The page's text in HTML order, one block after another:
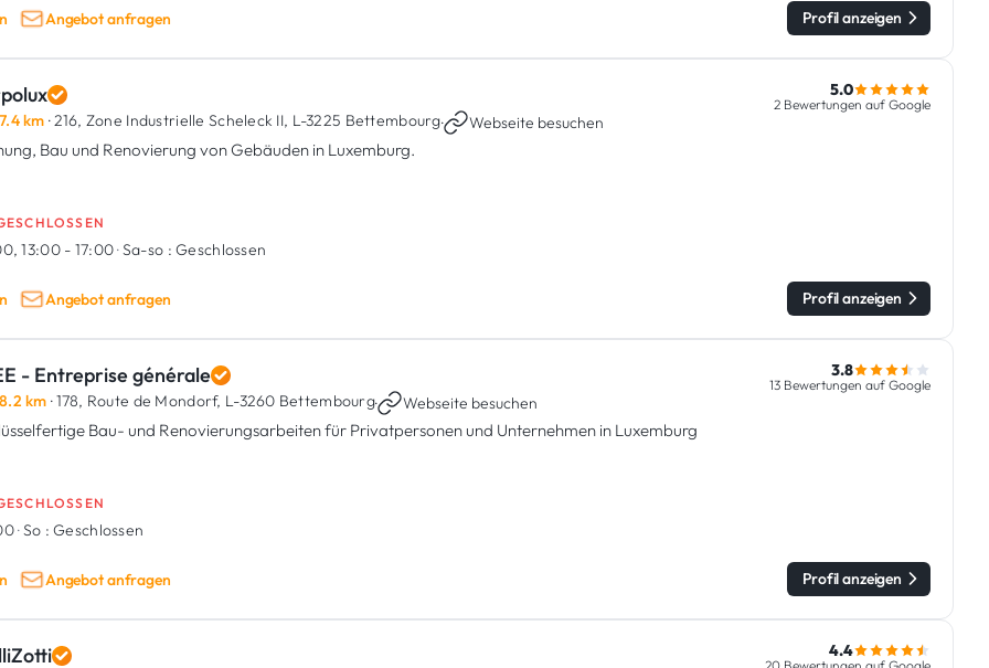
Angebot anfragen Profil anzeigen
7.4 km · 216, Zone Industrielle Scheleck II, L-3225 Bettembourg· Webseite besuchen
Bau und Renovierung von Gebäuden in Luxemburg.
5.0
2 Bewertungen auf Google
13:00 - 17:00·Sa-so : Geschlossen
Angebot anfragen Profil anzeigen
- Entreprise générale
8.2 km · 178, Route de Mondorf, L-3260 Bettembourg· Webseite besuchen
Bau- und Renovierungsarbeiten für Privatpersonen und Unternehmen in Luxemburg
3.8
13 Bewertungen auf Google
·So : Geschlossen
Angebot anfragen Profil anzeigen
4.4